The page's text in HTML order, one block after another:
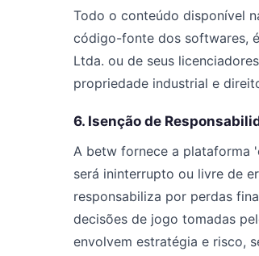
Todo o conteúdo disponível
código-fonte dos softwares,
Ltda. ou de seus
propriedade industrial e
6. Isenção de
A betw fornece a plataforma
será ininterrupto ou livre de
responsabiliza por perdas
decisões de jogo tomadas
envolvem estratégia e risco,